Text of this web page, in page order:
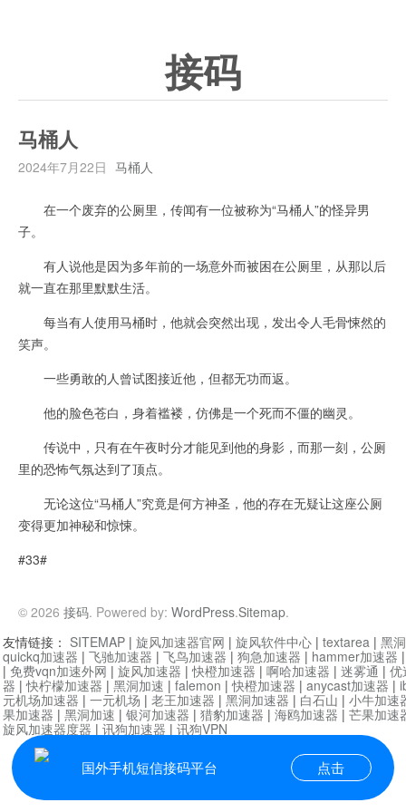
接码
马桶人
2024年7月22日 马桶人
在一个废弃的公厕里，传闻有一位被称为“马桶人”的怪异男
子。
有人说他是因为多年前的一场意外而被困在公厕里，从那以后
就一直在那里默默生活。
每当有人使用马桶时，他就会突然出现，发出令人毛骨悚然的
笑声。
一些勇敢的人曾试图接近他，但都无功而返。
他的脸色苍白，身着褴褛，仿佛是一个死而不僵的幽灵。
传说中，只有在午夜时分才能见到他的身影，而那一刻，公厕
里的恐怖气氛达到了顶点。
无论这位“马桶人”究竟是何方神圣，他的存在无疑让这座公厕
变得更加神秘和惊悚。
#33#
© 2026 接码. Powered by: WordPress.Sitemap.
国外手机短信接码平台 点击
友情链接： SITEMAP | 旋风加速器官网 | 旋风软件中心 | textarea | 黑
quickq加速器 | 飞驰加速器 | 飞鸟加速器 | 狗急加速器 | hammer加速器
| 免费vqn加速外网 | 旋风加速器 |快橙加速器 | 啊哈加速器 | 迷雾通 | 优
器 |快柠檬加速器 | 黑洞加速 | falemon |快橙加速器 | anycast加速器 |
元机场加速器 | 一元机场 | 老王加速器 | 黑洞加速器 | 白石山 | 小牛加速
果加速器 | 黑洞加速 | 银河加速器 | 猎豹加速器 | 海鸥加速器 | 芒果加速
旋风加速器度器 | 讯狗加速器 | 讯狗VPN